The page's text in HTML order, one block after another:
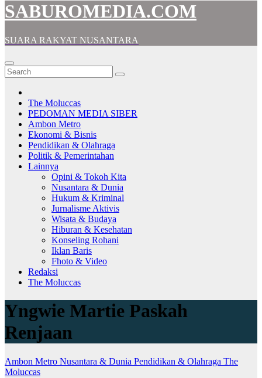
SABUROMEDIA.COM
SUARA RAKYAT NUSANTARA
The Moluccas
PEDOMAN MEDIA SIBER
Ambon Metro
Ekonomi & Bisnis
Pendidikan & Olahraga
Politik & Pemerintahan
Lainnya
Opini & Tokoh Kita
Nusantara & Dunia
Hukum & Kriminal
Jurnalisme Aktivis
Wisata & Budaya
Hiburan & Kesehatan
Konseling Rohani
Iklan Baris
Fhoto & Video
Redaksi
The Moluccas
Yngwie Martie Paskah
Renjaan
Ambon Metro Nusantara & Dunia Pendidikan & Olahraga The
Moluccas